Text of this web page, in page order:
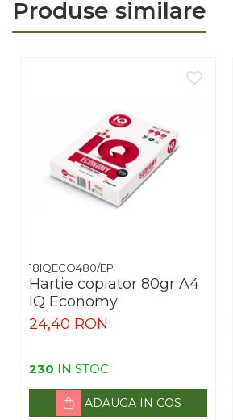
Arhivare
Bibliorafturi, Alonje
Adezivi, Benzi adezive
Cuttere, Foarfeci
Produse similare
18IQECO480/EP
Hartie copiator 80gr A4
IQ Economy
24,40 RON
230 IN STOC
ADAUGA IN COS